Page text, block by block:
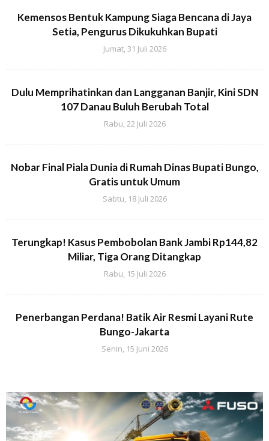
Kemensos Bentuk Kampung Siaga Bencana di Jaya
Setia, Pengurus Dikukuhkan Bupati
Jumat, 31 Juli 2026
Dulu Memprihatinkan dan Langganan Banjir, Kini SDN
107 Danau Buluh Berubah Total
Rabu, 22 Juli 2026
Nobar Final Piala Dunia di Rumah Dinas Bupati Bungo,
Gratis untuk Umum
Sabtu, 18 Juli 2026
Terungkap! Kasus Pembobolan Bank Jambi Rp144,82
Miliar, Tiga Orang Ditangkap
Rabu, 15 Juli 2026
Penerbangan Perdana! Batik Air Resmi Layani Rute
Bungo-Jakarta
Senin, 15 Juni 2026